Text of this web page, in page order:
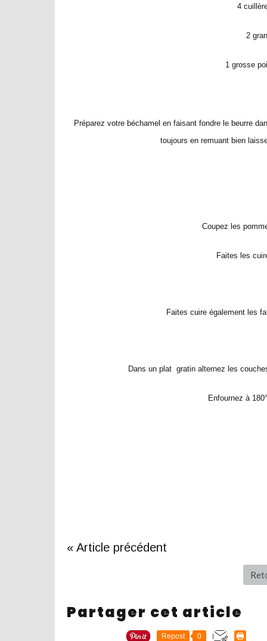
4
2
1 grosse
Préparez votre béchamel en faisant fondre le beurre
toujours en remuant bien
Coupez les
Faites les
Faites cuire également les
Dans un plat gratin alternez les
Enfournez à
« Article précédent
Partager cet article
Repost 0